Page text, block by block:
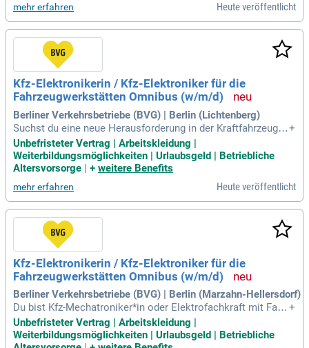
Zusammenarbeit mit dem Team gewährleistet eine reibungs
lose Organisation. Ihr solides Wissen in Gebäudetechnik op
timiert die Prozesse und minimiert Kosten. Wir wünschen u
ns Bewerber mit einer abgeschlossenen Ausbildung in der I
mmobilienwirtschaft und hervorragenden Kommunikationsf
ähigkeiten. Neben einer leistungsgerechten Vergütung biete
n wir Ihnen ein dynamisches Arbeitsumfeld, das Ihre organis
atorischen Talente fördert und fordern.
mehr erfahren Heute veröffentlicht
Kfz-Elektronikerin / Kfz-Elektroniker für die
Fahrzeugwerkstätten Omnibus (w/m/d)
Berliner Verkehrsbetriebe (BVG) | Berlin (Lichtenberg)
Suchst du eine neue Herausforderung in der Kraftfahrzeugte
chnik? Wir bieten eine unbefristete Stelle in Vollzeit oder Te
ilzeit für technisch versierte Fachkräfte wie Kfz-Mechatronik
er*innen oder Elektroniker*innen. Du bringst Kenntnisse in I
nstandhaltungsprozessen und elektronischen Fahrzeugsyst
emen mit? Bei uns verdienst du nach Entgeltgruppe 8 TV-N
Berlin, je nach Erfahrung von 3.713,52 € bis 4.089,33 €. Unse
re Betriebshöfe befinden sich in Britz, Cicerostraße, Indira-G
andhi-Straße, Müllerstraße, Lichtenberg oder Spandau. Werd
e Teil unseres Teams und gestalte die Mobilität Berlins nac
hhaltig für Mensch und Klima!
+
Unbefristeter Vertrag | Arbeitskleidung |
Weiterbildungsmöglichkeiten | Urlaubsgeld | Betriebliche
Altersvorsorge | + weitere Benefits
mehr erfahren Heute veröffentlicht
Kfz-Elektronikerin / Kfz-Elektroniker für die
Fahrzeugwerkstätten Omnibus (w/m/d)
Berliner Verkehrsbetriebe (BVG) | Berlin (Marzahn-Hellersdorf)
Du bist Kfz-Mechatroniker*in oder Elektrofachkraft mit Fach
kenntnissen im Bereich Kraftfahrzeugtechnik? Wir bieten un
befristete Voll- oder Teilzeitstellen mit flexiblen Arbeitszeite
n und wertschätzender Vergütung nach TV-N Berlin. Unsere
+
Unbefristeter Vertrag | Arbeitskleidung |
Weiterbildungsmöglichkeiten | Urlaubsgeld | Betriebliche